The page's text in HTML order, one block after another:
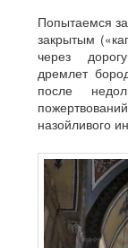
Попытаемся
закрытым
через
дремлет
после
назойливого